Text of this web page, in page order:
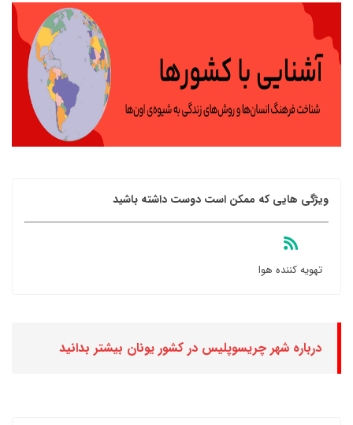
ویژگی هایی که ممکن است دوست داشته باشید
تهویه کننده هوا
درباره شهر چریسوپلیس در کشور یونان بیشتر بدانید